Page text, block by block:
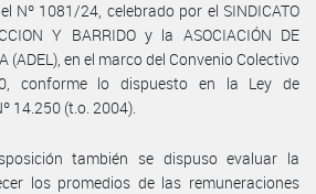
Nº 1081/24, celebrado por el SINDICATO
Y BARRIDO y la ASOCIACIÓN DE
(ADEL), en el marco del Convenio Colectivo
conforme lo dispuesto en la Ley de
14.250 (t.o. 2004).
también se dispuso evaluar la
los promedios de las remuneraciones